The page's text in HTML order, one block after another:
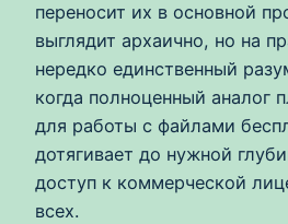
переносит их в основной
выглядит архаично, но на
нередко единственный
когда полноценный аналог
для работы с файлами
дотягивает до нужной
доступ к коммерческой
всех.